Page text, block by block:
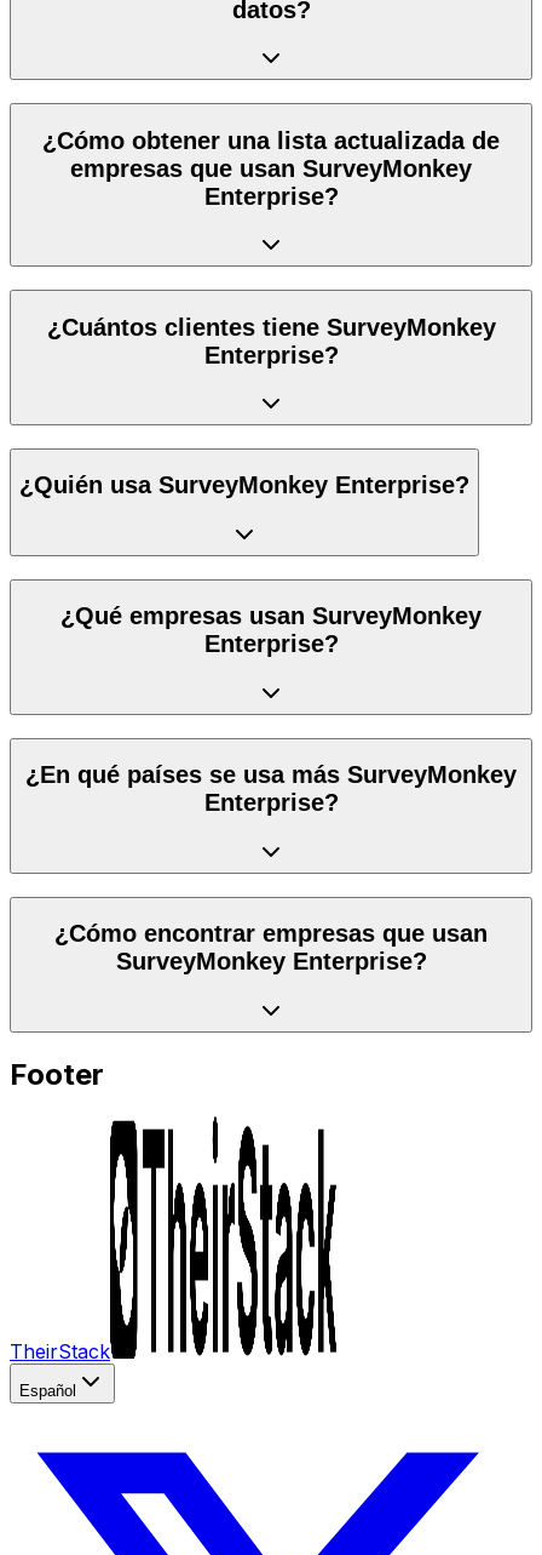
datos?
¿Cómo obtener una lista actualizada de
empresas que usan SurveyMonkey
Enterprise?
¿Cuántos clientes tiene SurveyMonkey
Enterprise?
¿Quién usa SurveyMonkey Enterprise?
¿Qué empresas usan SurveyMonkey
Enterprise?
¿En qué países se usa más SurveyMonkey
Enterprise?
¿Cómo encontrar empresas que usan
SurveyMonkey Enterprise?
Footer
TheirStack
Español